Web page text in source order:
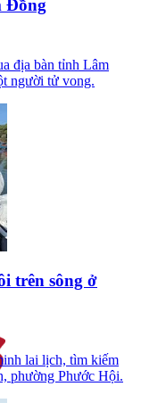
Đồng
địa bàn tỉnh Lâm
người tử vong.
trên sông ở
lai lịch, tìm kiếm
phường Phước Hội.